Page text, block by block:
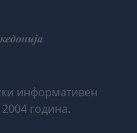
информативен
година.